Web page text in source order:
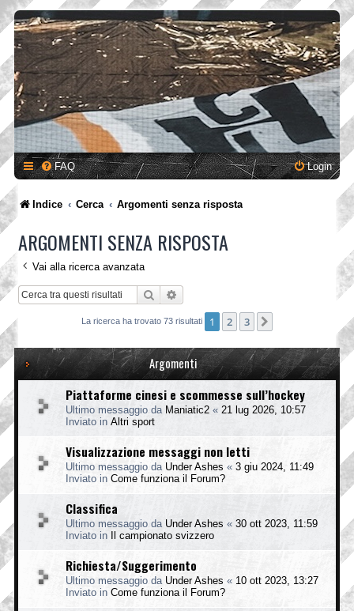
FAQ Login
Indice Cerca Argomenti senza risposta
ARGOMENTI SENZA RISPOSTA
Vai alla ricerca avanzata
Cerca
La ricerca ha trovato 73 risultati 1 2 3
Argomenti
Piattaforme cinesi e scommesse sull’hockey
Ultimo messaggio da Maniatic2 « 21 lug 2026, 10:57
Inviato in Altri sport
Visualizzazione messaggi non letti
Ultimo messaggio da Under Ashes « 3 giu 2024, 11:49
Inviato in Come funziona il Forum?
Classifica
Ultimo messaggio da Under Ashes « 30 ott 2023, 11:59
Inviato in
Il campionato svizzero
Richiesta/Suggerimento
Ultimo messaggio da Under Ashes « 10 ott 2023, 13:27
Inviato in Come funziona il Forum?